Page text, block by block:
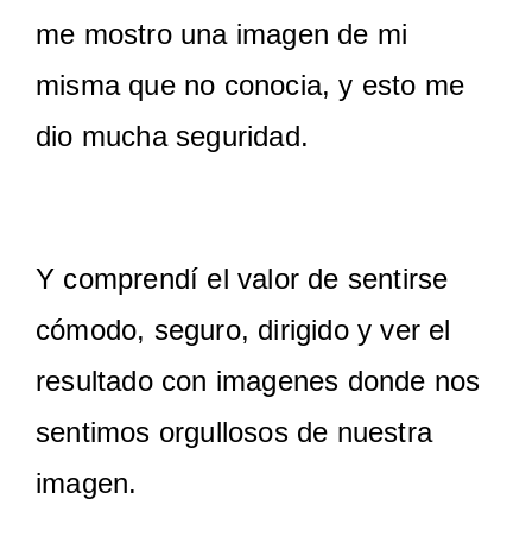
me mostro una imagen de mi
misma que no conocia, y esto me
dio mucha seguridad.
Y comprendí el valor de sentirse
cómodo, seguro, dirigido y ver el
resultado con imagenes donde nos
sentimos orgullosos de nuestra
imagen.